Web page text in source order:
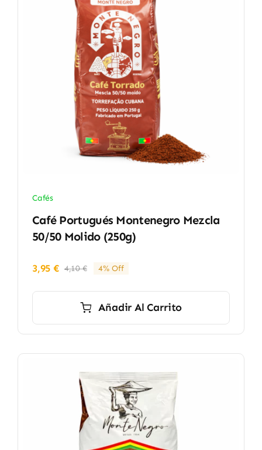
Cafés
Café Portugués Montenegro Mezcla
50/50 Molido (250g)
4,10€El
era:
3,95€
El
es:
4% Off
Añadir Al Carrito